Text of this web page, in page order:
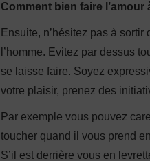
Comment bien faire l’amour
Ensuite, n’hésitez pas à
l’homme. Evitez par dessus
se laisse faire. Soyez
votre plaisir, prenez des
Par exemple vous pouvez
toucher quand il vous prend
S’il est derrière vous en